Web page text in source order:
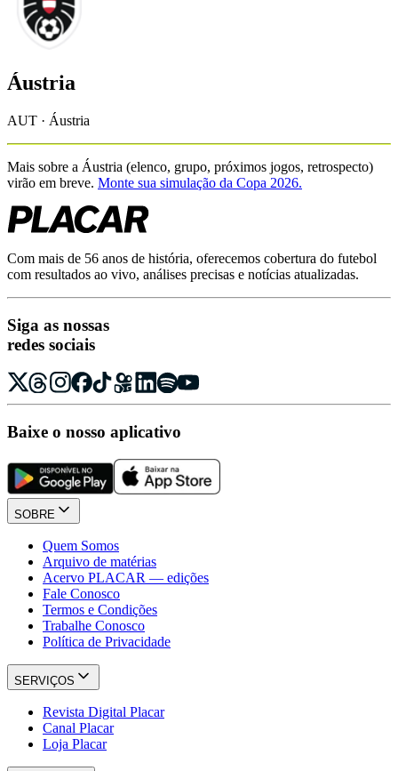
Áustria
AUT · Áustria
Mais sobre a Áustria (elenco, grupo, próximos jogos, retrospecto)
virão em breve. Monte sua simulação da Copa 2026.
Com mais de 56 anos de história, oferecemos cobertura do futebol
com resultados ao vivo, análises precisas e notícias atualizadas.
Siga as nossas
redes sociais
Baixe o nosso aplicativo
SOBRE
Quem Somos
Arquivo de matérias
Acervo PLACAR — edições
Fale Conosco
Termos e Condições
Trabalhe Conosco
Política de Privacidade
SERVIÇOS
Revista Digital Placar
Canal Placar
Loja Placar